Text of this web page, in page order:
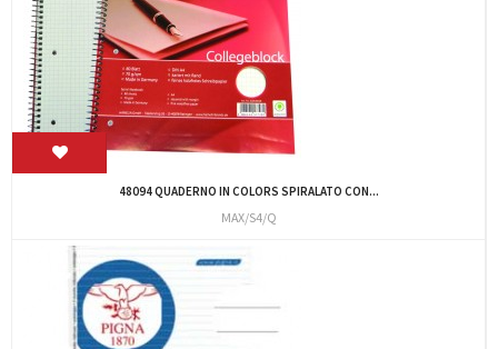
48094 QUADERNO IN COLORS SPIRALATO CON...
MAX/S4/Q